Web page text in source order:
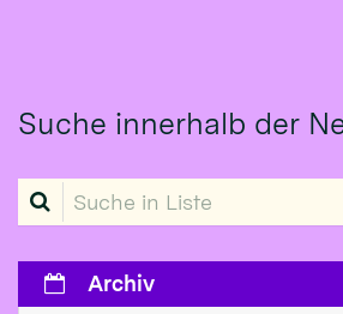
Suche innerhalb der
Suche in Liste
Archiv